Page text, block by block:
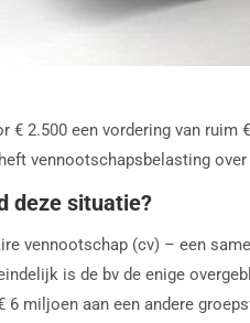
€ 2.500 een vordering van
vennootschapsbelasting
deze situatie?
vennootschap (cv) – een
is de bv de enige
6 miljoen aan een andere